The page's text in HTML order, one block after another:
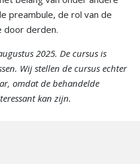
preambule, de rol van de
door derden.
2025. De cursus is
Wij stellen de cursus echter
omdat de behandelde
kan zijn.